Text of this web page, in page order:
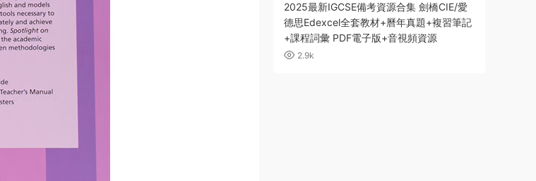
2025最新IGCSE備考資源合集 劍橋CIE/愛
德思Edexcel全套教材+曆年真題+複習筆記
+課程詞彙 PDF電子版+音視頻資源
2.9k